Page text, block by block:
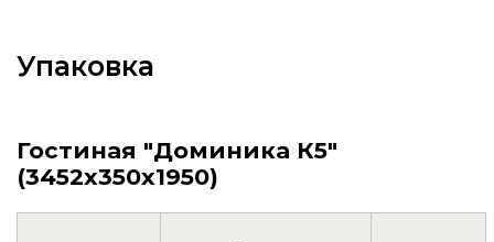
Упаковка
Гостиная "Доминика К5"
(3452х350х1950)